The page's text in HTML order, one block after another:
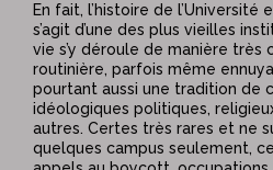
En fait, l’histoire de l’Université
s’agit d’une des plus vieilles
vie s’y déroule de manière très
routinière, parfois même
pourtant aussi une tradition de
idéologiques politiques,
autres. Certes très rares et ne
quelques campus seulement,